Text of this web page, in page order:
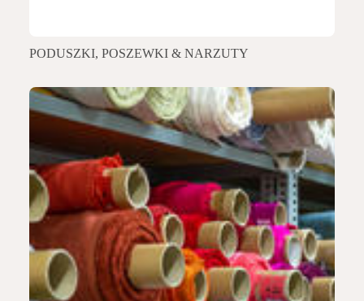
PODUSZKI, POSZEWKI & NARZUTY